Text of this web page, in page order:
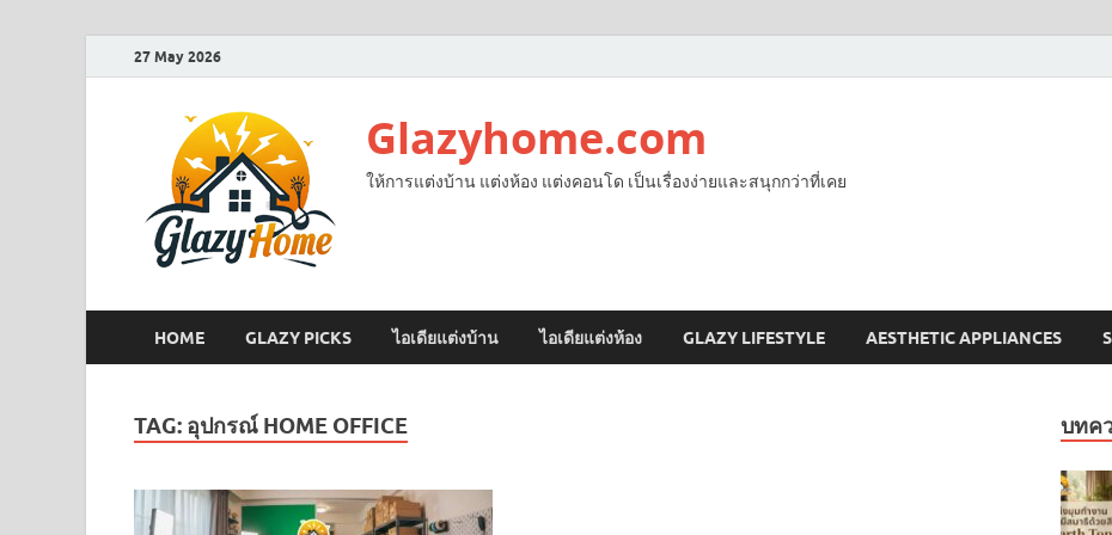
27 May 2026
Glazyhome.com
ให้การแต่งบ้าน แต่งห้อง แต่งคอนโด เป็นเรื่องง่ายและสนุกกว่าที่เคย
HOME GLAZY PICKS ไอเดียแต่งบ้าน ไอเดียแต่งห้อง GLAZY LIFESTYLE AESTHETIC APPLIANCES
TAG: อุปกรณ์ HOME OFFICE บทค